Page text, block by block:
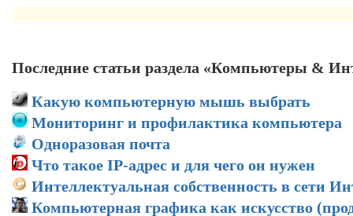
Последние статьи раздела «Компьютеры &
Какую компьютерную мышь выбрать
Мониторинг и профилактика компьютера
Одноразовая почта
Что такое IP-адрес и для чего он нужен
Интеллектуальная собственность в сети
Компьютерная графика как искусство